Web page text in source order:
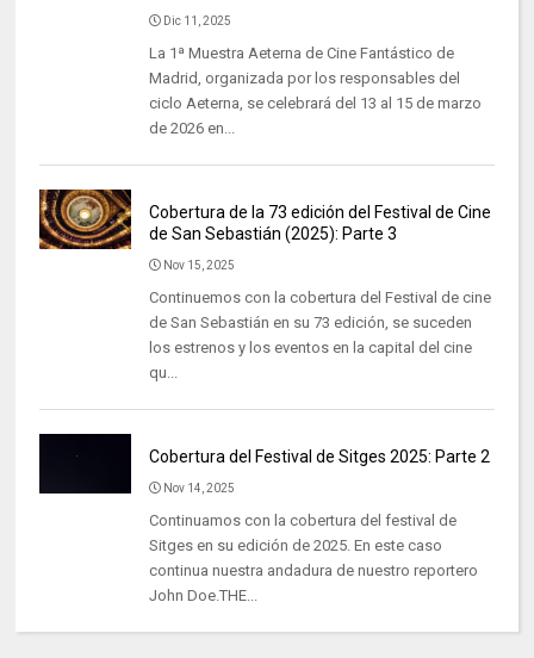
Dic 11, 2025
La 1ª Muestra Aeterna de Cine Fantástico de
Madrid, organizada por los responsables del
ciclo Aeterna, se celebrará del 13 al 15 de marzo
de 2026 en...
Cobertura de la 73 edición del Festival de Cine
de San Sebastián (2025): Parte 3
Nov 15, 2025
Continuemos con la cobertura del Festival de cine
de San Sebastián en su 73 edición, se suceden
los estrenos y los eventos en la capital del cine
qu...
Cobertura del Festival de Sitges 2025: Parte 2
Nov 14, 2025
Continuamos con la cobertura del festival de
Sitges en su edición de 2025. En este caso
continua nuestra andadura de nuestro reportero
John Doe.THE...